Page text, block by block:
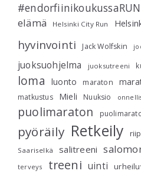
#endorfiinikoukussaRUN
elämä Helsinki City Run
hyvinvointi Jack Wolfskin
juoksuohjelma juoksutreeni
loma
luonto maraton
matkustus Mieli Nuuksio
puolimaraton
pyöräily Retkeily
Saariselkä
salitreeni
terveys treeni uinti